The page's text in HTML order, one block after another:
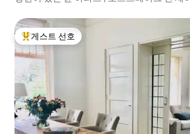
상위 게스트 선호
게스트 선호